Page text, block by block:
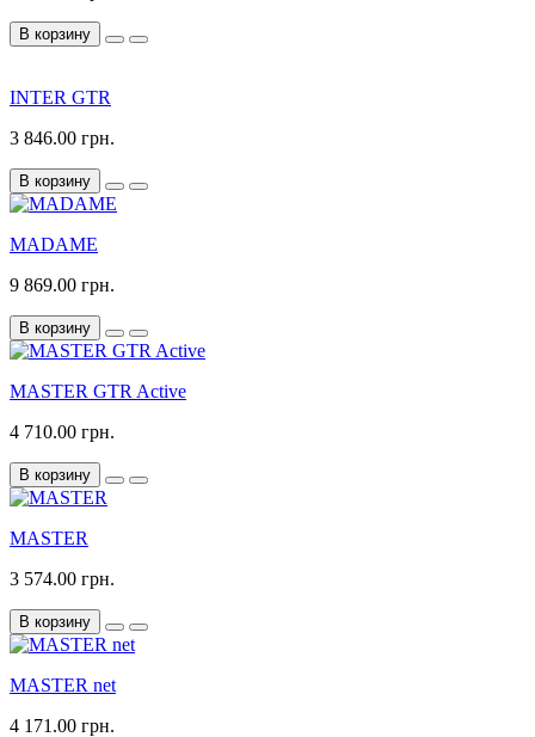
В корзину
INTER GTR
3 846.00 грн.
В корзину
MADAME
9 869.00 грн.
В корзину
MASTER GTR Active
4 710.00 грн.
В корзину
MASTER
3 574.00 грн.
В корзину
MASTER net
4 171.00 грн.